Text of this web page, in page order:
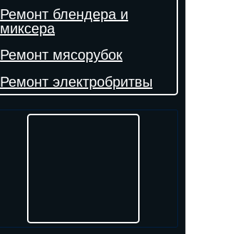
Ремонт блендера и
миксера
Ремонт мясорубок
Ремонт электробритвы